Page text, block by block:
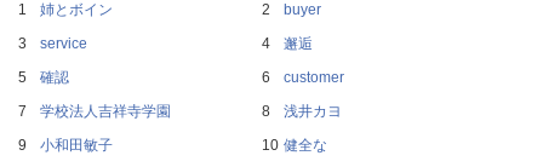
姉とボイン
buyer
service
邂逅
確認
customer
学校法人吉祥寺学園
浅井カヨ
小和田敏子
健全な